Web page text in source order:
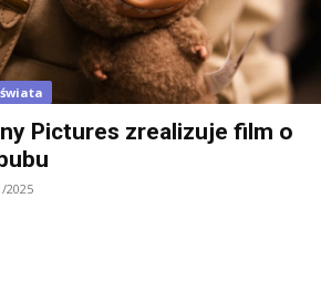
Pictures zrealizuje film o
2025